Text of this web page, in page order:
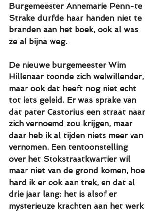
Burgemeester Annemarie Penn-te
Strake durfde haar handen niet te
branden aan het boek, ook al was
ze al bijna weg.
De nieuwe burgemeester Wim
Hillenaar toonde zich welwillender,
maar ook dat heeft nog niet echt
tot iets geleid. Er was sprake van
dat pater Castorius een straat naar
zich vernoemd zou krijgen, maar
daar heb ik al tijden niets meer van
vernomen. Een tentoonstelling
over het Stokstraatkwartier wil
maar niet van de grond komen, hoe
hard ik er ook aan trek, en dat al
drie jaar lang: het is alsof er
mysterieuze krachten aan het werk